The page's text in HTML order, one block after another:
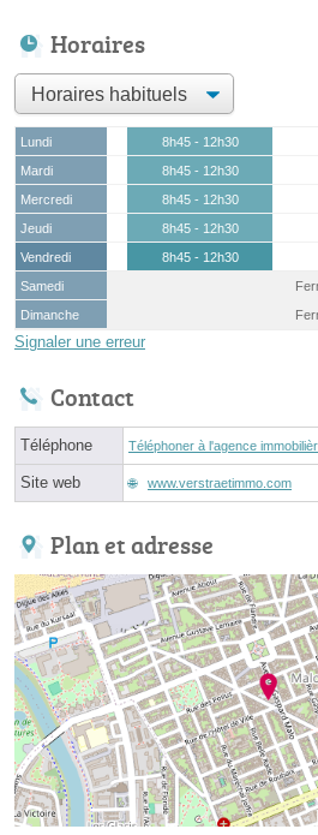
Horaires
Lundi 8h45 - 12h30
Mardi
8h45 - 12h30
Mercredi
8h45 - 12h30
Jeudi
8h45 - 12h30
Vendredi
8h45 - 12h30
Samedi
Dimanche
Signaler une erreur
Contact
Téléphone Téléphoner à l'agence
Site web www.verstraetimmo.com
Plan et adresse